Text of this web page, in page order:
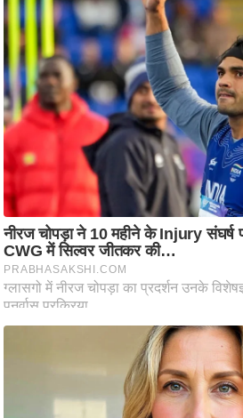
/
फै
श
न
घ
रे
लू
नु
स्खे
प
र्य
ट
न